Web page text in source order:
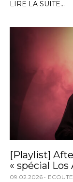
LIRE LA SUITE...
[Playlist]
« spécial Los
09.02.2026